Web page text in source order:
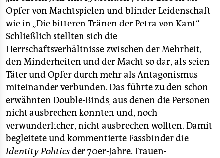
Opfer von Machtspielen und blinder Leidenschaft
wie in „Die bitteren Tränen der Petra von Kant“.
Schließlich stellten sich die
Herrschaftsverhältnisse zwischen der Mehrheit,
den Minderheiten und der Macht so dar, als seien
Täter und Opfer durch mehr als Antagonismus
miteinander verbunden. Das führte zu den schon
erwähnten Double-Binds, aus denen die Personen
nicht ausbrechen konnten und, noch
verwunderlicher, nicht ausbrechen wollten. Damit
begleitete und kommentierte Fassbinder die
Identity Politicsder 70er-Jahre. Frauen-